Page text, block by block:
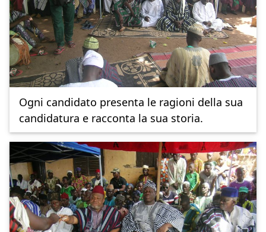
Ogni candidato presenta le ragioni della sua
candidatura e racconta la sua storia.